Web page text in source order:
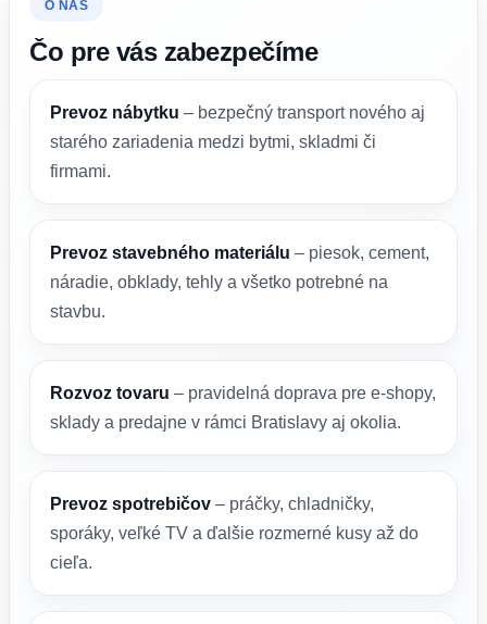
O NÁS
Čo pre vás zabezpečíme
Prevoz nábytku – bezpečný transport nového aj
starého zariadenia medzi bytmi, skladmi či
firmami.
Prevoz stavebného materiálu – piesok, cement,
náradie, obklady, tehly a všetko potrebné na
stavbu.
Rozvoz tovaru – pravidelná doprava pre e-shopy,
sklady a predajne v rámci Bratislavy aj okolia.
Prevoz spotrebičov – práčky, chladničky,
sporáky, veľké TV a ďalšie rozmerné kusy až do
cieľa.